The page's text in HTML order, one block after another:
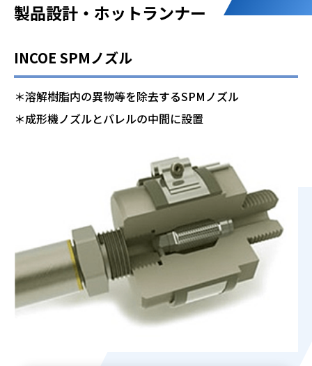
製品設計・ホットランナー
INCOE SPMノズル
＊溶解樹脂内の異物等を除去するSPMノズル
＊成形機ノズルとバレルの中間に設置